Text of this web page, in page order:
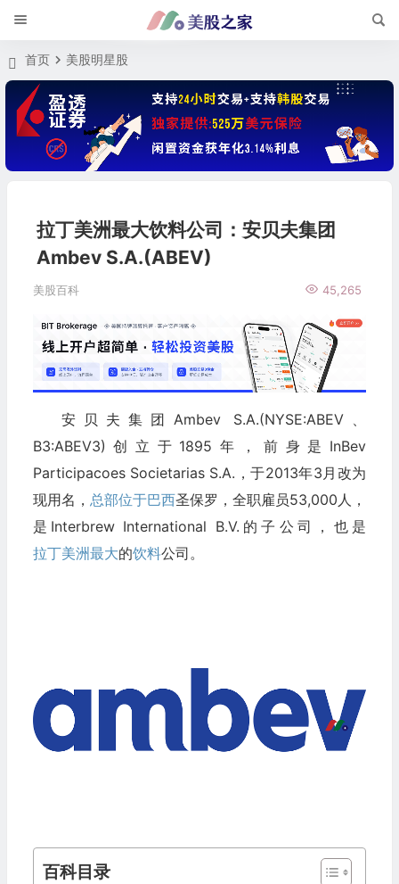
首页 美股明星股
拉丁美洲最大饮料公司：安贝夫集团
Ambev S.A.(ABEV)
美股百科 45,265
安贝夫集团Ambev S.A.(NYSE:ABEV、
B3:ABEV3)创立于1895年，前身是InBev
Participacoes Societarias S.A.，于2013年3月改为
现用名， 总部位于巴西圣保罗，全职雇员53,000人，
是Interbrew International B.V.的子公司，也是
拉丁美洲最大的饮料公司。
百科目录